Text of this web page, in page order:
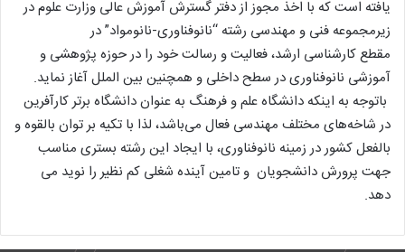
یافته است که با اخذ مجوز از دفتر گسترش آموزش عالی وزارت علوم در
زیرمجموعه فنی و مهندسی رشته “نانوفناوری-نانومواد” در
مقطع کارشناسی ارشد، فعالیت و رسالت خود را در حوزه پژوهشی و
آموزشی نانوفناوری در سطح داخلی و همچنین بین الملل آغاز نماید.
باتوجه به اینکه دانشگاه علم و فرهنگ به عنوان دانشگاه برتر کارآفرین
در شاخه‌های مختلف مهندسی فعال می‌باشد، لذا با تکیه بر توان بالقوه و
بالفعل کشور در زمینه نانوفناوری، با ایجاد این رشته بستری مناسب
جهت پرورش دانشجویان و تامین آینده شغلی کم نظیر را نوید می
دهد.